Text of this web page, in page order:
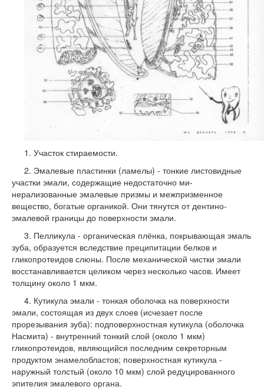
1. Участок стираемости.
2. Эмалевые пластинки (ламелы) - тонкие листовид­ные
участки эмали, содержащие недостаточно ми­
нерализованные эмалевые призмы и межпризменное
вещество, богатые орга­никой. Они тянутся от ден­тино-
эмалевой границы до поверхности эмали.
3. Пелликула - органичес­кая плёнка, покрывающая эмаль
зуба, образуется вследствие преципитации белков и
гликопротеидов слюны. После механиче­ской чистки эмали
вос­станавливается целиком через несколько часов. Имеет
толщину около 1 мкм.
4. Кутикула эмали - тонкая оболочка на поверхности
эмали, состоящая из двух слоев (исчезает после
прорезывания зуба): подповерхностная кутикула (оболочка
Насмита) - внутренний тонкий слой (около 1 мкм)
гликопротеидов, являющийся послед­ним секреторным
продуктом энамелобластов; поверхностная кутикула -
наружный тол­стый (около 10 мкм) слой редуцированного
эпителия эмалевого органа.